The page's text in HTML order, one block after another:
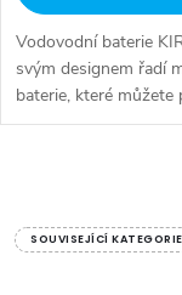
Vodovodní baterie
svým designem řadí
baterie, které můžete
v koupelně moderní,
vSOUVISEJÍCÍ